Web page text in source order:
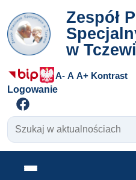
Zespół
w
A- A A+ Kontrast
Logowanie
Szukaj w aktualnościach
Otwórz menu